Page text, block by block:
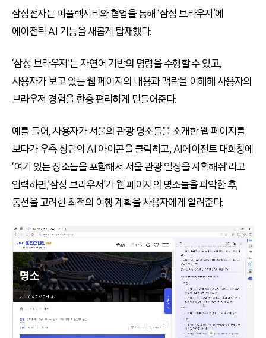
삼성전자는 퍼플렉시티와 협업을 통해 ‘삼성 브라우저’에
에이전틱 AI 기능을 새롭게 탑재했다.
‘삼성 브라우저’는 자연어 기반의 명령을 수행할 수 있고,
사용자가 보고 있는 웹 페이지의 내용과 맥락을 이해해 사용자의
브라우저 경험을 한층 편리하게 만들어준다.
예를 들어, 사용자가 서울의 관광 명소들을 소개한 웹 페이지를
보다가 우측 상단의 AI 아이콘을 클릭하고, AI에이전트 대화창에
‘여기 있는 장소들을 포함해서 서울 관광 일정을 계획해줘’라고
입력하면,’삼성 브라우저’가 웹 페이지의 명소들을 파악한 후,
동선을 고려한 최적의 여행 계획을 사용자에게 알려준다.